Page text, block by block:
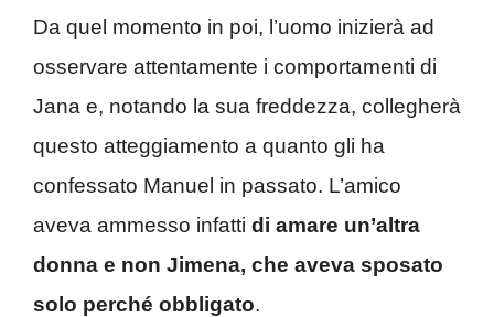
Da quel momento in poi, l’uomo inizierà ad
osservare attentamente i comportamenti di
Jana e, notando la sua freddezza, collegherà
questo atteggiamento a quanto gli ha
confessato Manuel in passato. L’amico
aveva ammesso infatti di amare un’altra
donna e non Jimena, che aveva sposato
solo perché obbligato.